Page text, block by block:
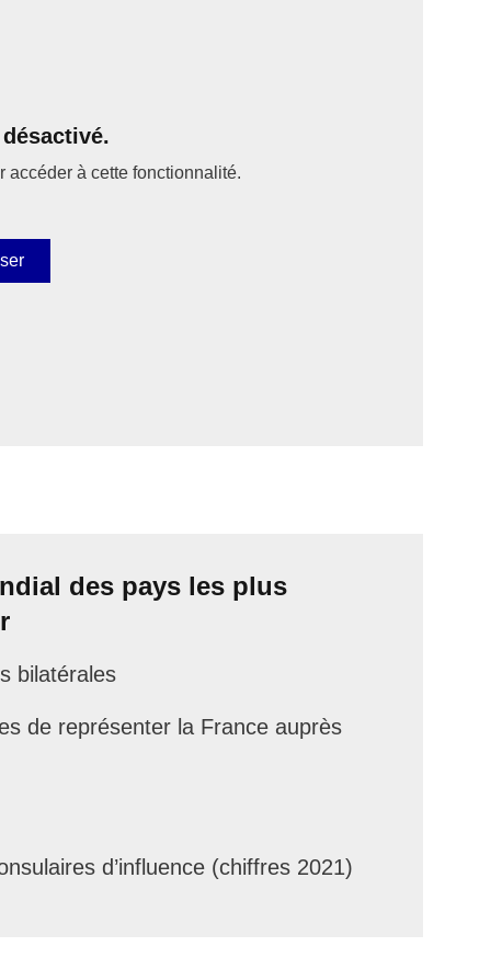
accéder à cette fonctionnalité.
des pays les plus
bilatérales
de représenter la France auprès
d’influence (chiffres 2021)